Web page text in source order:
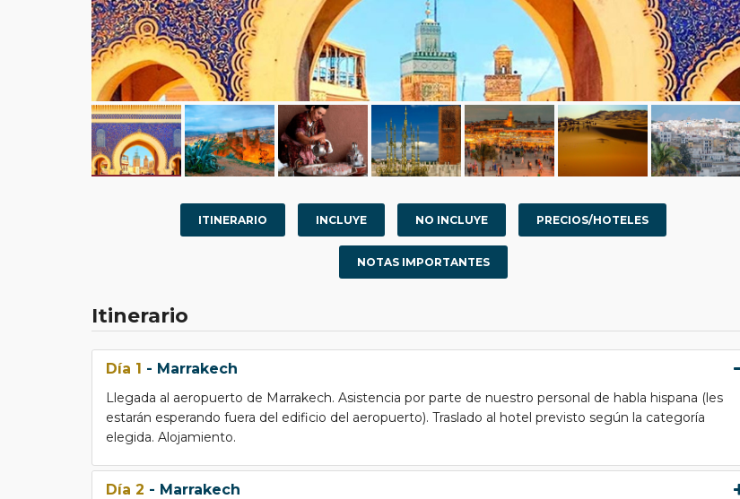
ITINERARIO INCLUYE NO INCLUYE PRECIOS/HOTELES
NOTAS IMPORTANTES
Itinerario
Día 1 - Marrakech
Llegada al aeropuerto de Marrakech. Asistencia por parte de nuestro personal de habla hispana (les
estarán esperando fuera del edificio del aeropuerto). Traslado al hotel previsto según la categoría
elegida. Alojamiento.
Día 2 - Marrakech